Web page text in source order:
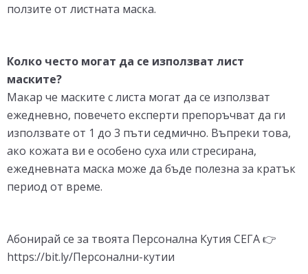
ползите от листната маска.
Колко често могат да се използват лист
маските?
Макар че маските с листа могат да се използват
ежедневно, повечето експерти препоръчват да ги
използвате от 1 до 3 пъти седмично. Въпреки това,
ако кожата ви е особено суха или стресирана,
ежедневната маска може да бъде полезна за кратък
период от време.
Абонирай се за твоята Персонална Кутия СЕГА 👉
https://bit.ly/Персонални-кутии